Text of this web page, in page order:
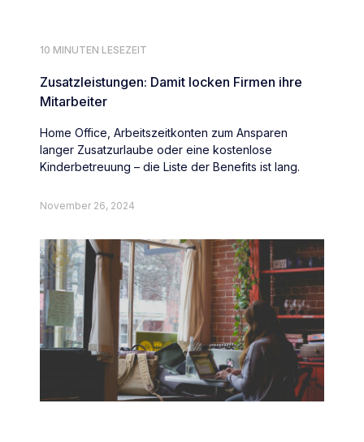
10 MINUTEN LESEZEIT
Zusatzleistungen: Damit locken Firmen ihre
Mitarbeiter
Home Office, Arbeitszeitkonten zum Ansparen
langer Zusatzurlaube oder eine kostenlose
Kinderbetreuung – die Liste der Benefits ist lang.
November 26, 2024